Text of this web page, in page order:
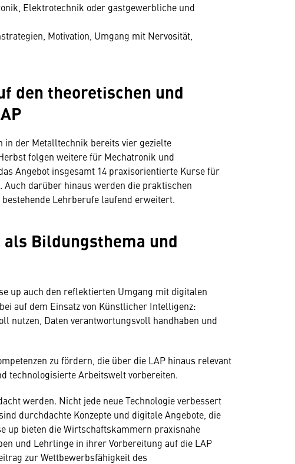
Elektrotechnik oder gastgewerbliche und
Motivation, Umgang mit Nervosität,
den theoretischen und
in der Metalltechnik bereits vier gezielte
folgen weitere für Mechatronik und
Angebot insgesamt 14 praxisorientierte Kurse für
darüber hinaus werden die praktischen
Lehrberufe laufend erweitert.
Bildungsthema und
up auch den reflektierten Umgang mit digitalen
auf dem Einsatz von Künstlicher Intelligenz:
nutzen, Daten verantwortungsvoll handhaben und
zu fördern, die über die LAP hinaus relevant
technologisierte Arbeitswelt vorbereiten.
werden. Nicht jede neue Technologie verbessert
durchdachte Konzepte und digitale Angebote, die
up bieten die Wirtschaftskammern praxisnahe
und Lehrlinge in ihrer Vorbereitung auf die LAP
zur Wettbewerbsfähigkeit des